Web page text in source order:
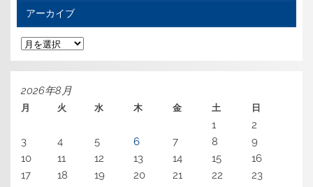
アーカイブ
ア
ー
カ
イ
2026年8月
月 火 水 木 金 土 日
1
2
3
4 5 6 7 8
9
10
11 12 13 14 15
16
17
18 19 20 21 22
23